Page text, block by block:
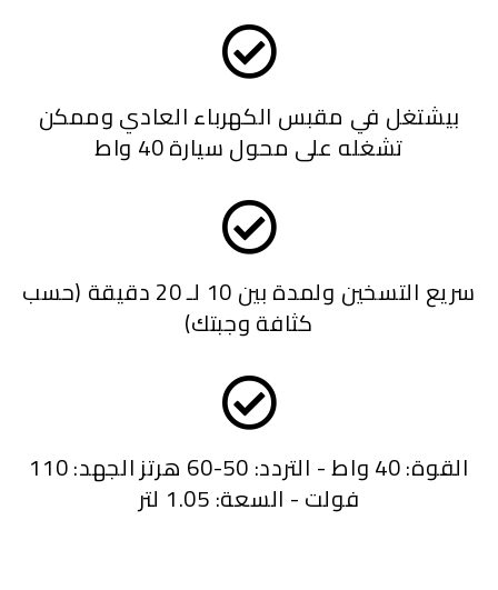
بيشتغل في مقبس الكهرباء العادي وممكن
تشغله على محول سيارة 40 واط
سريع التسخين ولمدة بين 10 لـ 20 دقيقة (حسب
كثافة وجبتك)
القوة: 40 واط - التردد: 50-60 هرتز الجهد: 110
فولت - السعة: 1.05 لتر